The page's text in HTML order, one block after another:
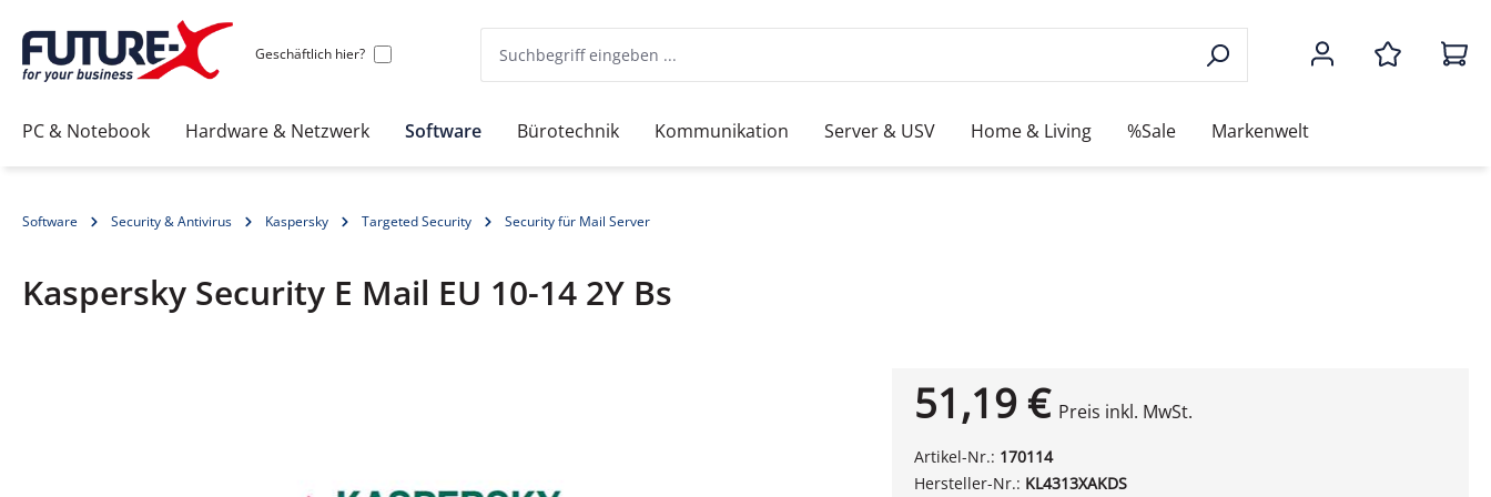
Geschäftlich hier?
PC & Notebook Hardware & Netzwerk Software Bürotechnik Kommunikation Server & USV Home & Living %Sale Markenwelt
Software Security & Antivirus Kaspersky Targeted Security Security für Mail Server
Kaspersky Security E Mail EU 10-14 2Y Bs
51,19 € Preis inkl. MwSt.
Artikel-Nr.: 170114
Hersteller-Nr.: KL4313XAKDS